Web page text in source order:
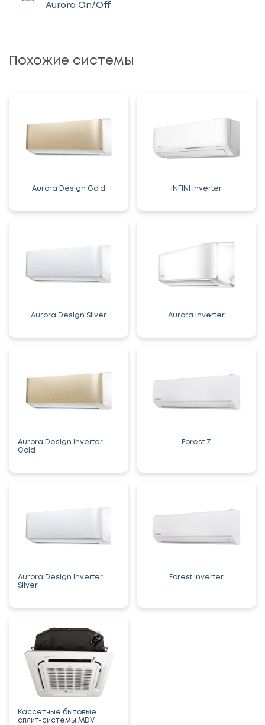
Aurora On/Off
Похожие системы
Aurora Design Gold INFINI Inverter
Aurora Design Silver Aurora Inverter
Aurora Design Inverter
Gold
Forest Z
Aurora Design Inverter
Silver
Forest Inverter
Кассетные бытовые
сплит-системы MDV